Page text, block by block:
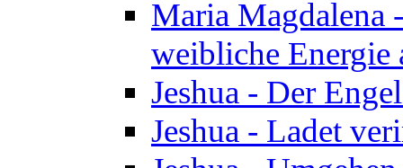
Maria Magdalena
weibliche Energie
Jeshua - Der
Jeshua - Ladet